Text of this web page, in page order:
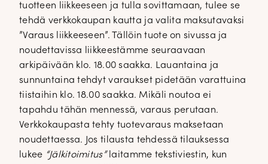
tuotteen liikkeeseen ja tulla sovittamaan, tulee se
tehdä verkkokaupan kautta ja valita maksutavaksi
”Varaus liikkeeseen”. Tällöin tuote on sivussa ja
noudettavissa liikkeestämme seuraavaan
arkipäivään klo. 18.00 saakka. Lauantaina ja
sunnuntaina tehdyt varaukset pidetään varattuina
tiistaihin klo. 18.00 saakka. Mikäli noutoa ei
tapahdu tähän mennessä, varaus perutaan.
Verkkokaupasta tehty tuotevaraus maksetaan
noudettaessa. Jos tilausta tehdessä tilauksessa
lukee “Jälkitoimitus”laitamme tekstiviestin, kun